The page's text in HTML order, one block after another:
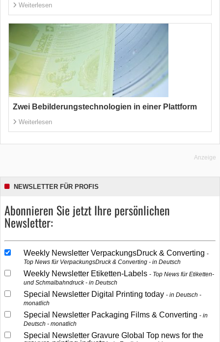
Weiterlesen
Zwei Bebilderungstechnologien in einer Plattform
Weiterlesen
Anzeige
NEWSLETTER FÜR PROFIS
Abonnieren Sie jetzt Ihre persönlichen
Newsletter:
Weekly Newsletter VerpackungsDruck & Converting
Top News für VerpackungsDruck & Converting - in Deutsch
Weekly Newsletter Etiketten-Labels
Top News für Etiketten-
und Schmalbahndruck - in Deutsch
Special Newsletter Digital Printing today
in Deutsch -
monatlich
Special Newsletter Packaging Films & Converting
in
Deutsch - monatlich
Special Newsletter Gravure Global Top news for the